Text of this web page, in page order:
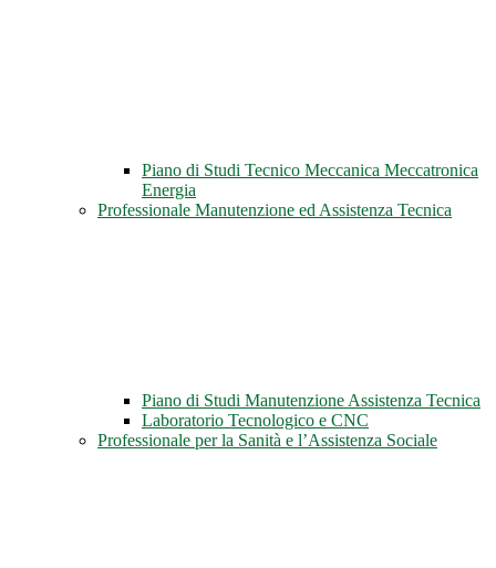
Piano di Studi Tecnico Meccanica Meccatronica
Energia
Professionale Manutenzione ed Assistenza Tecnica
Piano di Studi Manutenzione Assistenza Tecnica
Laboratorio Tecnologico e CNC
Professionale per la Sanità e l’Assistenza Sociale